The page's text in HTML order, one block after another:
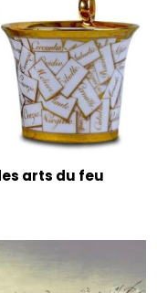
arts du feu